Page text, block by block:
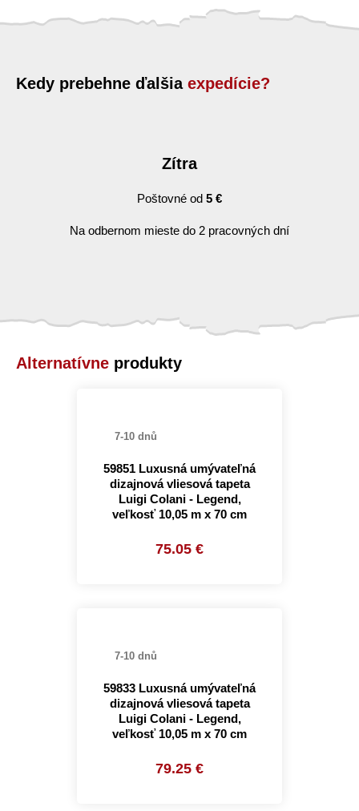
Kedy prebehne ďalšia expedície?
Zítra
Poštovné od 5 €
Na odbernom mieste do 2 pracovných dní
Alternatívne produkty
7-10 dnů
59851 Luxusná umývateľná
dizajnová vliesová tapeta
Luigi Colani - Legend,
veľkosť 10,05 m x 70 cm
75.05 €
7-10 dnů
59833 Luxusná umývateľná
dizajnová vliesová tapeta
Luigi Colani - Legend,
veľkosť 10,05 m x 70 cm
79.25 €